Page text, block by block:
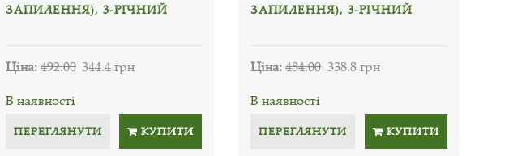
ЗАПИЛЕННЯ), 3-РІЧНИЙ
Ціна:492.00 344.4 грн
В наявності
ПЕРЕГЛЯНУТИ КУПИТИ
ЗАПИЛЕННЯ), 3-РІЧНИЙ
Ціна:484.00 338.8 грн
В наявності
ПЕРЕГЛЯНУТИ КУПИТИ